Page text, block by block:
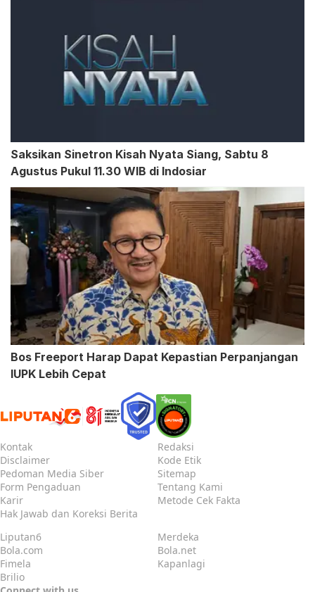
Saksikan Sinetron Kisah Nyata Siang, Sabtu 8
Agustus Pukul 11.30 WIB di Indosiar
Bos Freeport Harap Dapat Kepastian Perpanjangan
IUPK Lebih Cepat
Kontak
Redaksi
Disclaimer
Kode Etik
Pedoman Media Siber
Sitemap
Form Pengaduan
Tentang Kami
Karir
Metode Cek Fakta
Hak Jawab dan Koreksi Berita
Liputan6
Merdeka
Bola.com
Bola.net
Fimela
Kapanlagi
Brilio